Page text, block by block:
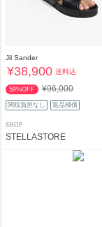
Jil Sander
¥38,900 送料込
59%OFF ¥96,000
関税負担なし 返品補償
SHOP
STELLASTORE